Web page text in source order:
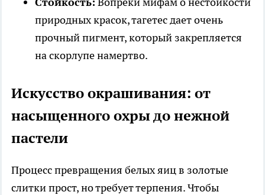
природных красок, тагетес дает очень
прочный пигмент, который закрепляется
на скорлупе намертво.
Искусство окрашивания: от
насыщенного охры до нежной
пастели
Процесс превращения белых яиц в золотые
слитки прост, но требует терпения. Чтобы